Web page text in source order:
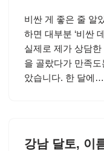
비싼 게 좋은 줄 알
하면 대부분 ‘비싼
실제로 제가 상담
을 골랐다가 만족
았습니다. 한 달에…
강남 달토, 이